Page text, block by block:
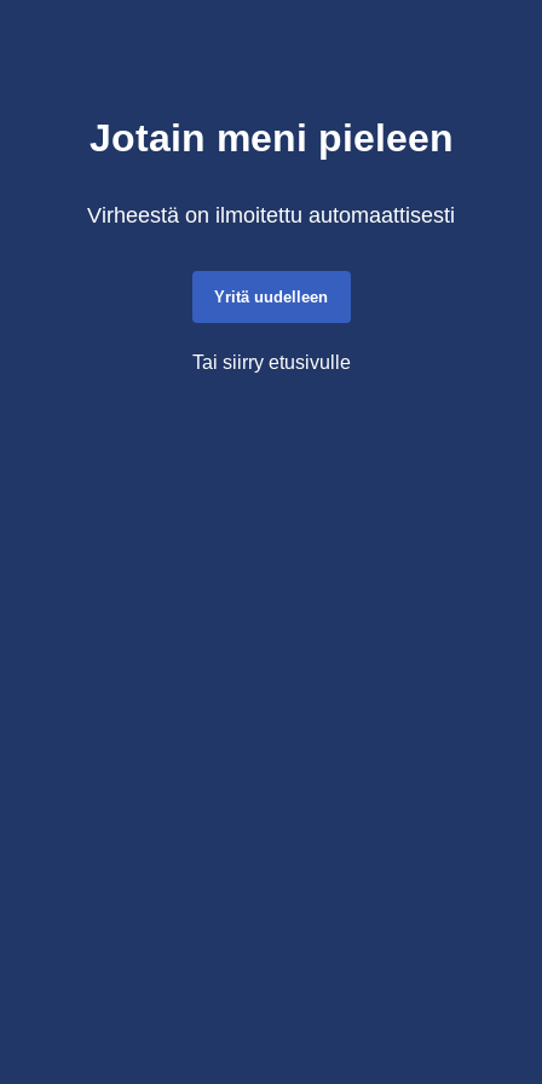
Jotain meni pieleen
Virheestä on ilmoitettu automaattisesti
Yritä uudelleen
Tai siirry etusivulle